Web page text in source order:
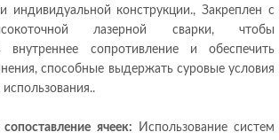
конструкции., Закреплен с
лазерной сварки, чтобы
внутреннее сопротивление и обеспечить
способные выдержать суровые условия
ячеек: Использование систем